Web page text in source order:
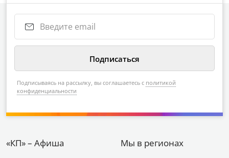
Подписываясь на рассылку, вы соглашаетесь с политикой
конфиденциальности
«КП» – Афиша Мы в регионах